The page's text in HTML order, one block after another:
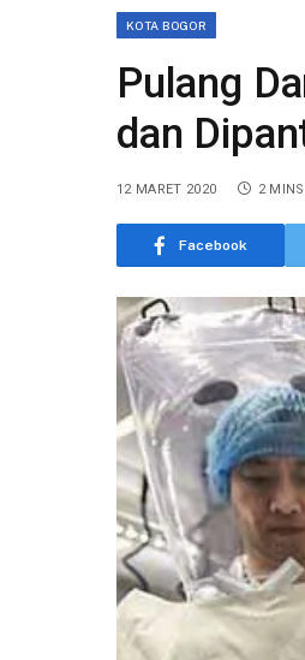
KOTA BOGOR
Pulang
dan
12 MARET 2020 2
Facebook